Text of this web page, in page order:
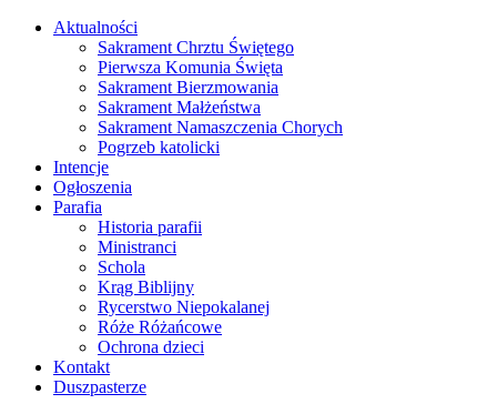
Skip
Aktualności
Sakrament Chrztu Świętego
Pierwsza Komunia Święta
Sakrament Bierzmowania
Sakrament Małżeństwa
Sakrament Namaszczenia Chorych
Pogrzeb katolicki
Intencje
Ogłoszenia
Parafia
Historia parafii
Ministranci
Schola
Krąg Biblijny
Rycerstwo Niepokalanej
Róże Różańcowe
Ochrona dzieci
Kontakt
Duszpasterze